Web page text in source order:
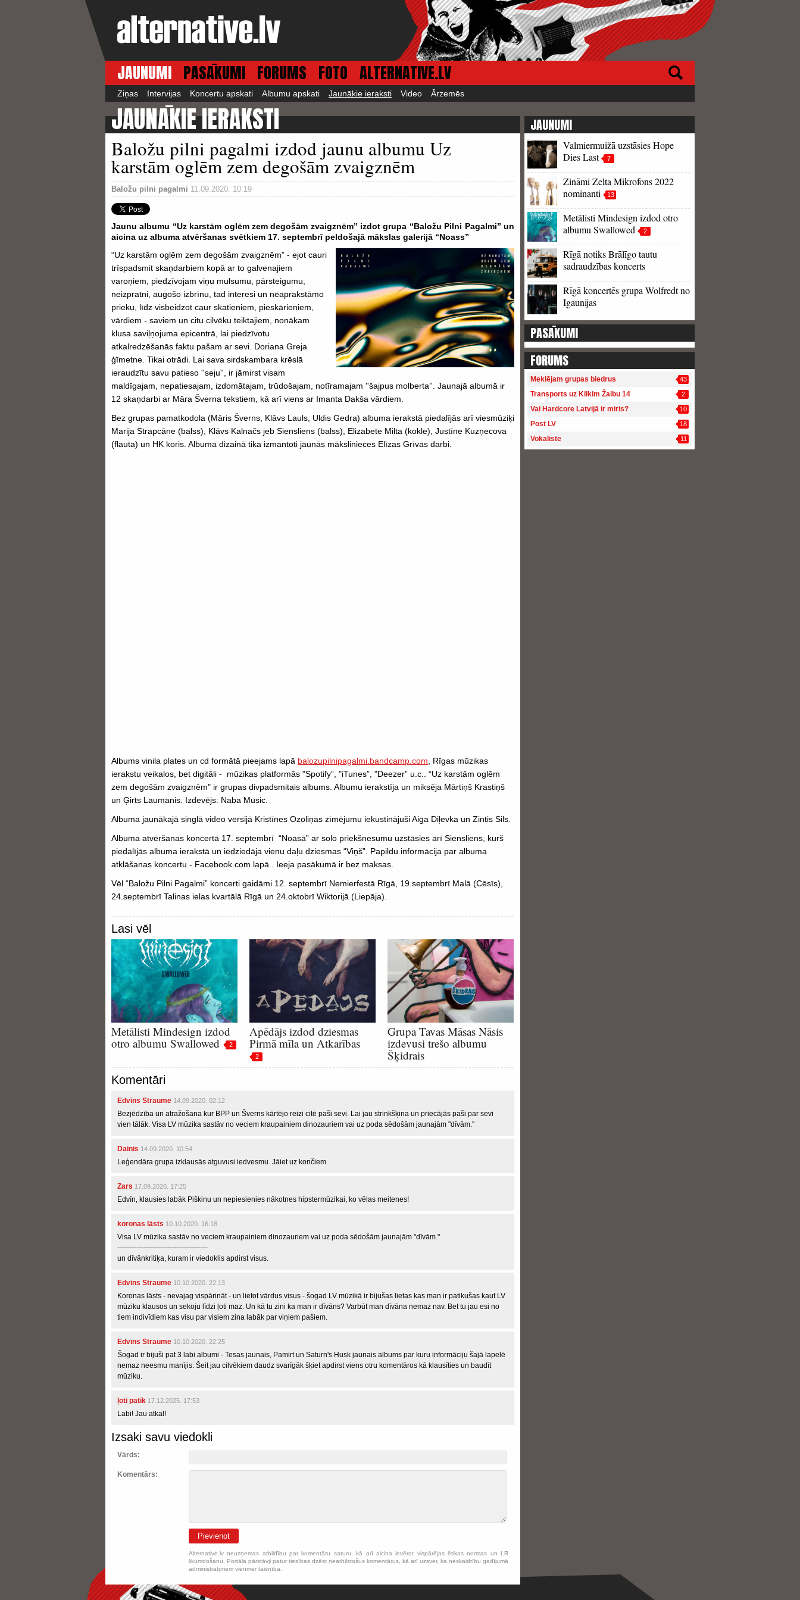
JAUNUMI PASĀKUMI FORUMS FOTO ALTERNATIVE.LV
Ziņas Intervijas Koncertu apskati Albumu apskati Jaunākie ieraksti Video Ārzemēs
JAUNĀKIE IERAKSTI
Baložu pilni pagalmi izdod jaunu albumu Uz
karstām oglēm zem degošām zvaigznēm
Baložu pilni pagalmi 11.09.2020. 10:19
Jaunu albumu “Uz karstām oglēm zem degošām zvaigznēm” izdot grupa “Baložu Pilni Pagalmi” un
aicina uz albuma atvēršanas svētkiem 17. septembrī peldošajā mākslas galerijā “Noass”
“Uz karstām oglēm zem degošām zvaigznēm” - ejot cauri
trīspadsmit skaņdarbiem kopā ar to galvenajiem
varoņiem, piedzīvojam viņu mulsumu, pārsteigumu,
neizpratni, augošo izbrīnu, tad interesi un neaprakstāmo
prieku, līdz visbeidzot caur skatieniem, pieskārieniem,
vārdiem - saviem un citu cilvēku teiktajiem, nonākam
klusa saviļņojuma epicentrā, lai piedzīvotu
atkalredzēšanās faktu pašam ar sevi. Doriana Greja
ģīmetne. Tikai otrādi. Lai sava sirdskambara krēslā
ieraudzītu savu patieso ''seju'', ir jāmirst visam
maldīgajam, nepatiesajam, izdomātajam, trūdošajam, notīramajam ''šajpus molberta''. Jaunajā albumā ir
12 skaņdarbi ar Māra Šverna tekstiem, kā arī viens ar Imanta Dakša vārdiem.
Bez grupas pamatkodola (Māris Šverns, Klāvs Lauls, Uldis Gedra) albuma ierakstā piedalījās arī viesmūziķi
Marija Strapcāne (balss), Klāvs Kalnačs jeb Siensliens (balss), Elizabete Milta (kokle), Justīne Kuzņecova
(flauta) un HK koris. Albuma dizainā tika izmantoti jaunās mākslinieces Elīzas Grīvas darbi.
Albums vinila plates un cd formātā pieejams lapā balozupilnipagalmi.bandcamp.com , Rīgas mūzikas
ierakstu veikalos, bet digitāli - mūzikas platformās "Spotify”, "iTunes”, "Deezer” u.c.. “Uz karstām oglēm
zem degošām zvaigznēm" ir grupas divpadsmitais albums. Albumu ierakstīja un miksēja Mārtiņš Krastiņš
un Ģirts Laumanis. Izdevējs: Naba Music.
Albuma jaunākajā singlā video versijā Kristīnes Ozoliņas zīmējumu iekustinājuši Aiga Diļevka un Zintis Sils.
Albuma atvēršanas koncertā 17. septembrī “Noasā” ar solo priekšnesumu uzstāsies arī Siensliens, kurš
piedalījās albuma ierakstā un iedziedāja vienu daļu dziesmas “Viņš”. Papildu informācija par albuma
atklāšanas koncertu - Facebook.com lapā . Ieeja pasākumā ir bez maksas.
Vēl “Baložu Pilni Pagalmi” koncerti gaidāmi 12. septembrī Nemierfestā Rīgā, 19.septembrī Malā (Cēsīs),
24.septembrī Talinas ielas kvartālā Rīgā un 24.oktobrī Wiktorijā (Liepāja).
Lasi vēl
Metālisti Mindesign izdod
otro albumu Swallowed
2
Apēdājs izdod dziesmas
Pirmā mīla un Atkarības
2
Grupa Tavas Māsas Nāsis
izdevusi trešo albumu
Šķidrais
Komentāri
Edvīns Straume 14.09.2020. 02:12
Bezjēdzība un atražošana kur BPP un Šverns kārtējo reizi citē paši sevi. Lai jau strinkšķina un priecājās paši par sevi
vien tālāk. Visa LV mūzika sastāv no veciem kraupainiem dinozauriem vai uz poda sēdošām jaunajām "dīvām."
Dainis 14.09.2020. 10:54
Leģendāra grupa izklausās atguvusi iedvesmu. Jāiet uz končiem
Zars 17.09.2020. 17:25
Edvīn, klausies labāk Piškinu un nepiesienies nākotnes hipstermūzikai, ko vēlas meitenes!
koronas lāsts 10.10.2020. 16:18
Visa LV mūzika sastāv no veciem kraupainiem dinozauriem vai uz poda sēdošām jaunajām "dīvām."
--------------------------------------
un dīvānkritiķa, kuram ir viedoklis apdirst visus.
Edvīns Straume 10.10.2020. 22:13
Koronas lāsts - nevajag vispārināt - un lietot vārdus visus - šogad LV mūzikā ir bijušas lietas kas man ir patikušas kaut LV
mūziku klausos un sekoju līdzi ļoti maz. Un kā tu zini ka man ir dīvāns? Varbūt man dīvāna nemaz nav. Bet tu jau esi no
tiem indivīdiem kas visu par visiem zina labāk par viņiem pašiem.
Edvīns Straume 10.10.2020. 22:25
Šogad ir bijuši pat 3 labi albumi - Tesas jaunais, Pamirt un Saturn's Husk jaunais albums par kuru informāciju šajā lapelē
nemaz neesmu manījis. Šeit jau cilvēkiem daudz svarīgāk šķiet apdirst viens otru komentāros kā klausīties un baudīt
mūziku.
ļoti patīk 17.12.2025. 17:53
Labi! Jau atkal!
Izsaki savu viedokli
Vārds:
Komentārs:
Pievienot
Alternative.lv neuzņemas atbildību par komentāru saturu, kā arī aicina ievērot vispārējas ētikas normas un LR
likumdošanu. Portāla pārstāvji patur tiesības dzēst neatbilstošus komentārus, kā arī uzsver, ka neskaidrību gadījumā
administratoriem vienmēr taisnība.
JAUNUMI
Valmiermuižā uzstāsies Hope
Dies Last
7
Zināmi Zelta Mikrofons 2022
nominanti
13
Metālisti Mindesign izdod otro
albumu Swallowed
2
Rīgā notiks Brālīgo tautu
sadraudzības koncerts
Rīgā koncertēs grupa Wolfredt no
Igaunijas
PASĀKUMI
FORUMS
Meklējam grupas biedrus 43
Transports uz Kilkim Žaibu 14 2
Vai Hardcore Latvijā ir miris? 10
Post LV 18
Vokaliste 11